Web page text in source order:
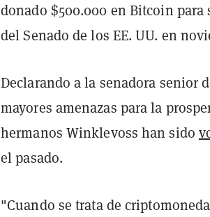
donado $500.000 en Bitcoin para
del Senado de los EE. UU. en
Declarando a la senadora senior
mayores amenazas para la
hermanos Winklevoss han sido
el pasado.
"Cuando se trata de